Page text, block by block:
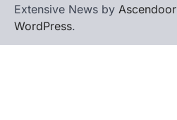
Extensive News by Ascendoor
WordPress.